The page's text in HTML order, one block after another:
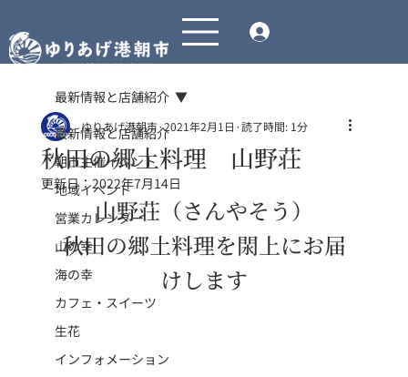
最新情報と店舗紹介
朝市主催イベント
地域イベント
営業カレンダー
山の幸
海の幸
カフェ・スイーツ
生花
インフォメーション
最新情報と店舗紹介
秋田の郷土料理 山野荘
ゆりあげ港朝市 2021年2月1日 読了時間: 1分
更新日：2022年7月14日
山野荘（さんやそう）
秋田の郷土料理を閖上にお届
けします